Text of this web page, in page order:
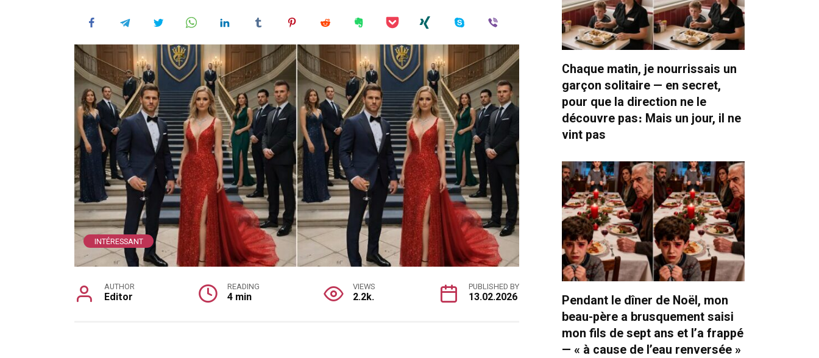
INTÉRESSANT
AUTHOR
Editor
READING
4 min
VIEWS
2.2k.
PUBLISHED BY
13.02.2026
Chaque matin, je nourrissais un
garçon solitaire — en secret,
pour que la direction ne le
découvre pas։ Mais un jour, il ne
vint pas
Pendant le dîner de Noël, mon
beau-père a brusquement saisi
mon fils de sept ans et l’a frappé
— « à cause de l’eau renversée »